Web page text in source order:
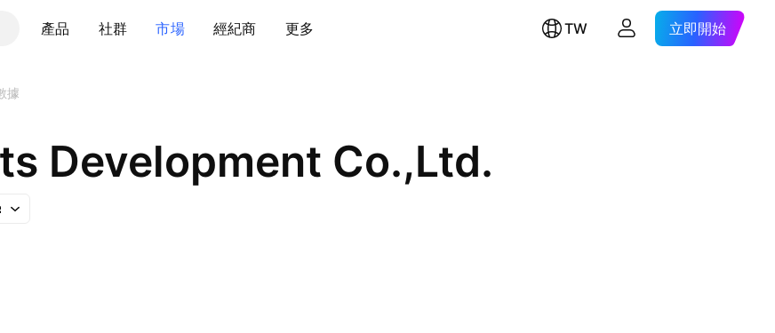
產品 社群 市場 經紀商 更多 TW 立即開始
據
Development Co.,Ltd.